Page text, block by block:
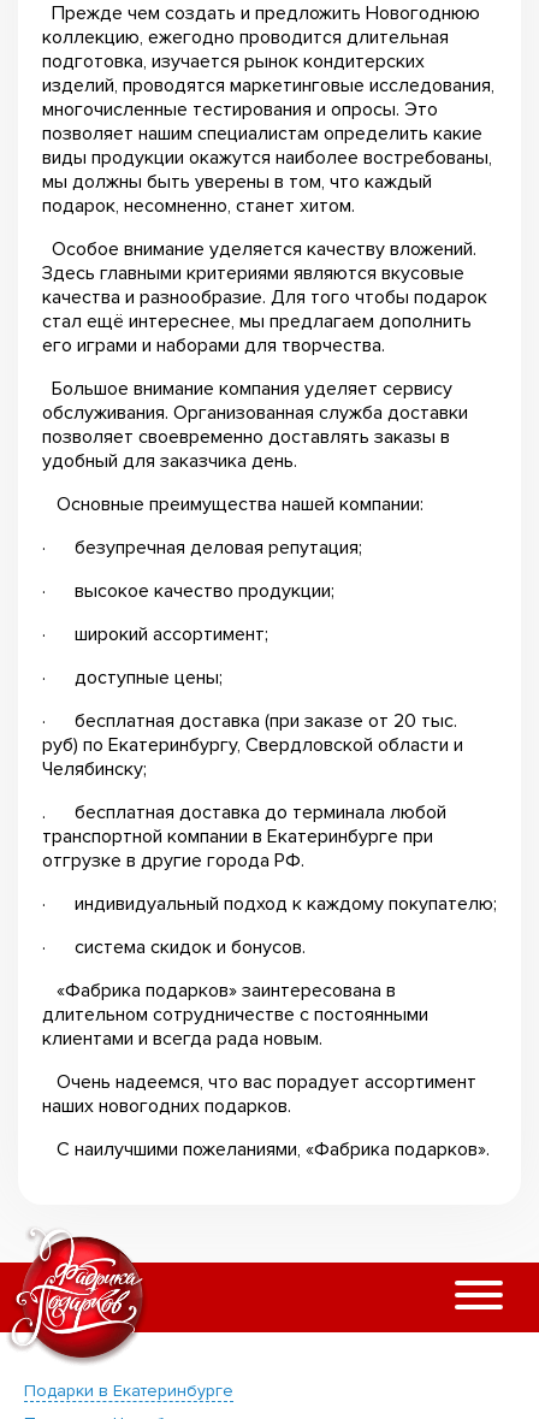
Прежде чем создать и предложить Новогоднюю
коллекцию, ежегодно проводится длительная
подготовка, изучается рынок кондитерских
изделий, проводятся маркетинговые исследования,
многочисленные тестирования и опросы. Это
позволяет нашим специалистам определить какие
виды продукции окажутся наиболее востребованы,
мы должны быть уверены в том, что каждый
подарок, несомненно, станет хитом.
Особое внимание уделяется качеству вложений.
Здесь главными критериями являются вкусовые
качества и разнообразие. Для того чтобы подарок
стал ещё интереснее, мы предлагаем дополнить
его играми и наборами для творчества.
Большое внимание компания уделяет сервису
обслуживания. Организованная служба доставки
позволяет своевременно доставлять заказы в
удобный для заказчика день.
Основные преимущества нашей компании:
· безупречная деловая репутация;
· высокое качество продукции;
· широкий ассортимент;
· доступные цены;
· бесплатная доставка (при заказе от 20 тыс.
руб) по Екатеринбургу, Свердловской области и
Челябинску;
. бесплатная доставка до терминала любой
транспортной компании в Екатеринбурге при
отгрузке в другие города РФ.
· индивидуальный подход к каждому покупателю;
· система скидок и бонусов.
«Фабрика подарков» заинтересована в
длительном сотрудничестве с постоянными
клиентами и всегда рада новым.
Очень надеемся, что вас порадует ассортимент
наших новогодних подарков.
С наилучшими пожеланиями, «Фабрика подарков».
Подарки в Екатеринбурге